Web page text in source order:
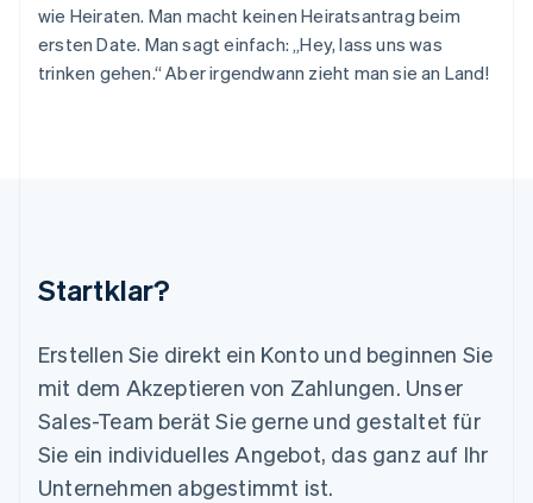
wie Heiraten. Man macht keinen Heiratsantrag beim
ersten Date. Man sagt einfach: „Hey, lass uns was
trinken gehen.“ Aber irgendwann zieht man sie an Land!
Startklar?
Erstellen Sie direkt ein Konto und beginnen Sie
mit dem Akzeptieren von Zahlungen. Unser
Sales-Team berät Sie gerne und gestaltet für
Sie ein individuelles Angebot, das ganz auf Ihr
Unternehmen abgestimmt ist.
Lettland
English
Liechtenstein
English
Español English
Neuseeland
English
Niederlande
Norwegen
English